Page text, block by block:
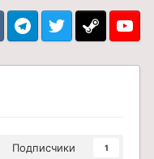
TelegramTwitter Steam
Подписчики 1